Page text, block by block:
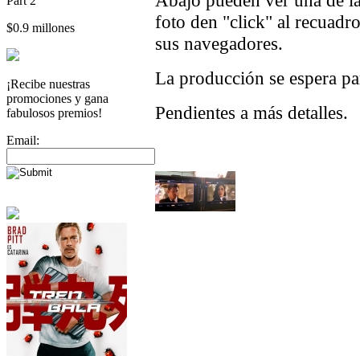
$0.9 millones
¡Recibe nuestras
promociones y gana
fabulosos premios!
Email:
foto den "click" al
sus navegadores.
La producción se espera
Pendientes a más detalles.